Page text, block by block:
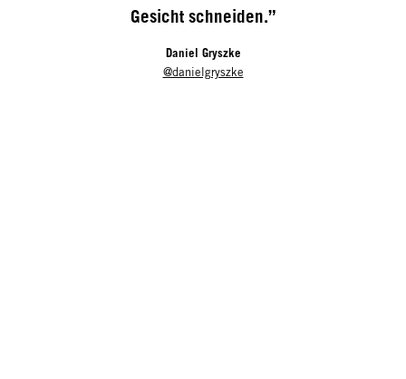
Gesicht schneiden.”
Daniel Gryszke
@danielgryszke